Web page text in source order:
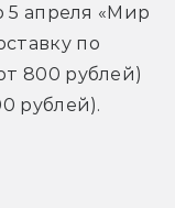
5 апреля «Мир
по
800 рублей)
рублей).